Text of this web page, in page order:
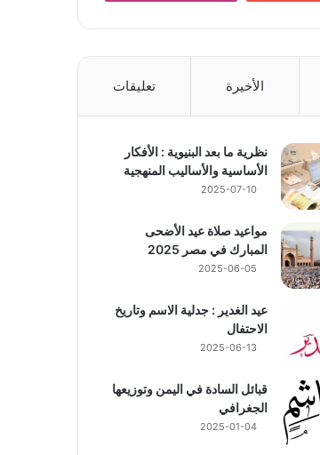
الأخيرة تعليقات
نظرية ما بعد البنيوية : الأفكار
الأساسية والأساليب المنهجية
2025-07-10
مواعيد صلاة عيد الأضحى
المبارك في مصر 2025
2025-06-05
عيد الغدير : جدلية الاسم وتاريخ
الاحتفال
2025-06-13
قبائل السادة في اليمن وتوزيعها
الجغرافي
2025-01-04